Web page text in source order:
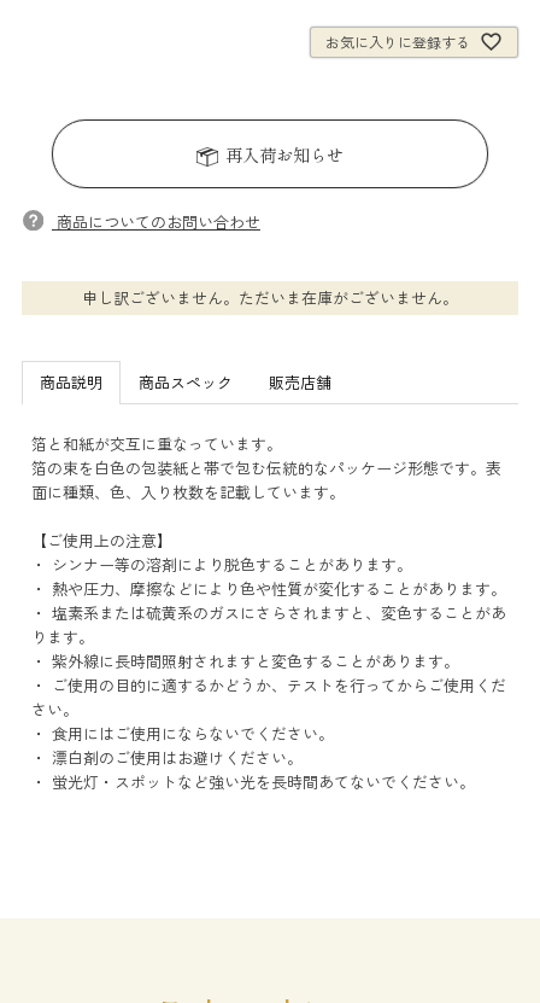
お気に入りに登録する
再入荷お知らせ
商品についてのお問い合わせ
申し訳ございません。ただいま在庫がございません。
商品説明 商品スペック 販売店舗
箔と和紙が交互に重なっています。
箔の束を白色の包装紙と帯で包む伝統的なパッケージ形態です。表
面に種類、色、入り枚数を記載しています。
【ご使用上の注意】
・ シンナー等の溶剤により脱色することがあります。
・ 熱や圧力、摩擦などにより色や性質が変化することがあります。
・ 塩素系または硫黄系のガスにさらされますと、変色することがあ
ります。
・ 紫外線に長時間照射されますと変色することがあります。
・ ご使用の目的に適するかどうか、テストを行ってからご使用くだ
さい。
・ 食用にはご使用にならないでください。
・ 漂白剤のご使用はお避けください。
・ 蛍光灯・スポットなど強い光を長時間あてないでください。